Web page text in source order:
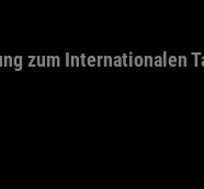
zum Internationalen